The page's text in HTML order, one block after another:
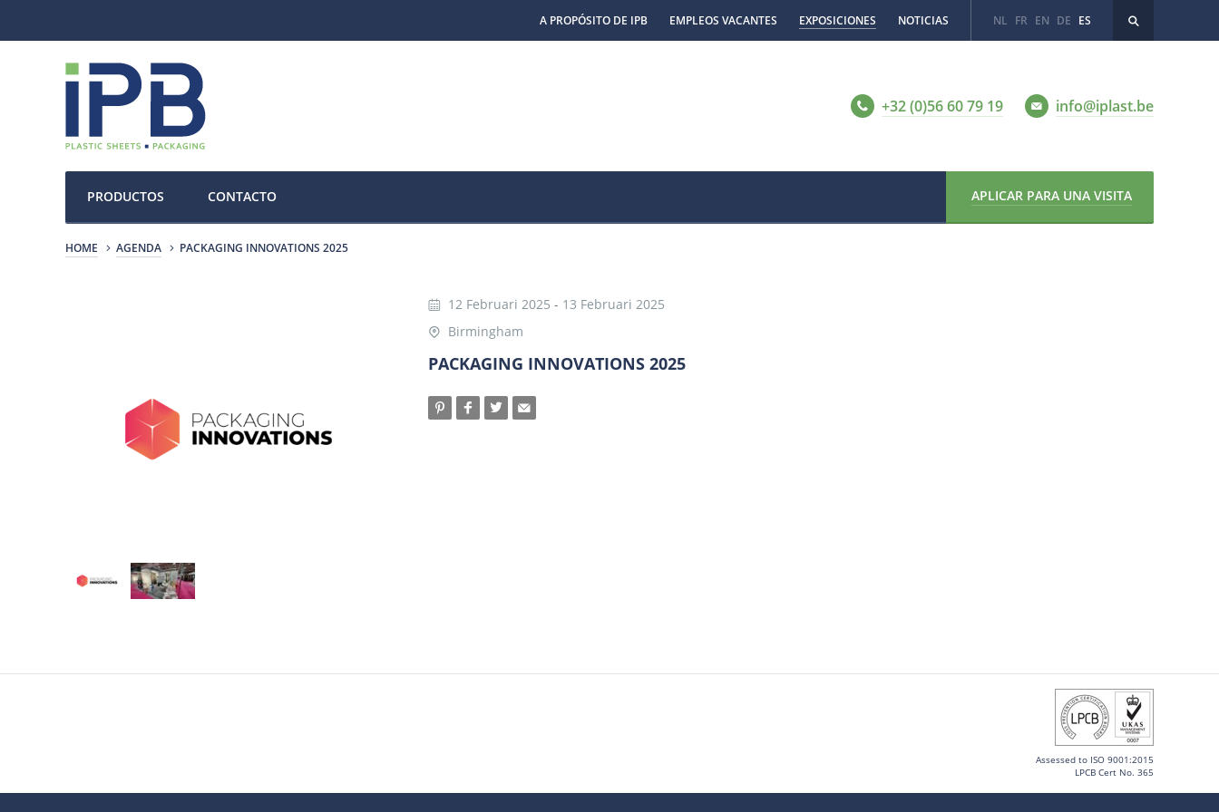
A PROPÓSITO DE IPB EMPLEOS VACANTES EXPOSICIONES NOTICIAS NL FR EN DE ES
+32 (0)56 60 79 19 info@iplast.be
PRODUCTOS CONTACTO APLICAR PARA UNA VISITA
HOME AGENDA PACKAGING INNOVATIONS 2025
12 Februari 2025 - 13 Februari 2025
Birmingham
PACKAGING INNOVATIONS 2025
Assessed to ISO 9001:2015
LPCB Cert No. 365